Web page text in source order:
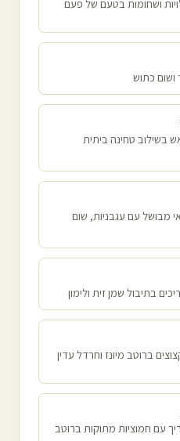
ושחומות בטעם של פעם
ושום כתוש
בשילוב טחינה ביתית
מבושל עם עגבניות, שום
בתיבול שמן זית ולימון
ברוטב מיונז וחרדל עדין
עם חמוציות מתוקות ברוטב